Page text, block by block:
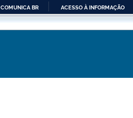
PARA
COMUNICA BR ACESSO À INFORMAÇÃO